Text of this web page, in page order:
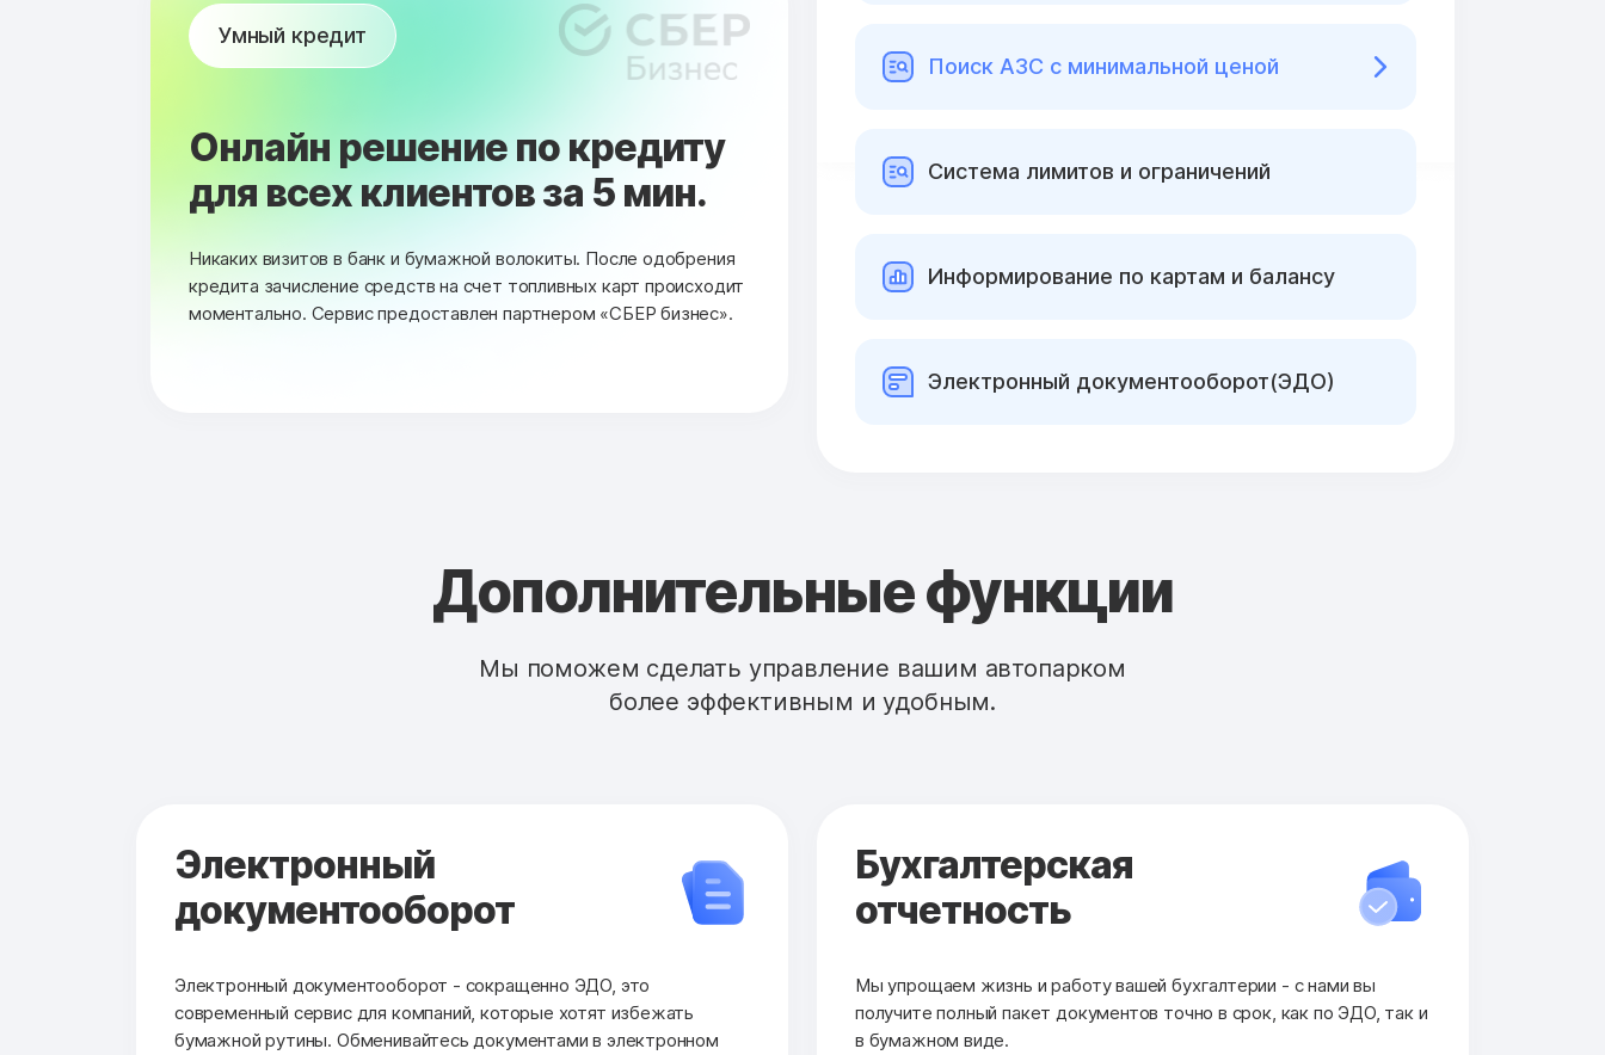
Умный кредит
Онлайн решение по кредиту
для всех клиентов за 5 мин.
Никаких визитов в банк и бумажной волокиты. После одобрения
кредита зачисление средств на счет топливных карт происходит
моментально. Сервис предоставлен партнером «СБЕР бизнес».
Поиск АЗС с минимальной ценой
Cистема лимитов и ограничений
Информирование по картам и балансу
Электронный документооборот(ЭДО)
Дополнительные функции
Мы поможем сделать управление вашим автопарком
более эффективным и удобным.
Электронный
документооборот
Электронный документооборот - сокращенно ЭДО, это
современный сервис для компаний, которые хотят избежать
бумажной рутины. Обменивайтесь документами в электронном
Бухгалтерская
отчетность
Мы упрощаем жизнь и работу вашей бухгалтерии - с нами вы
получите полный пакет документов точно в срок, как по ЭДО, так и
в бумажном виде.